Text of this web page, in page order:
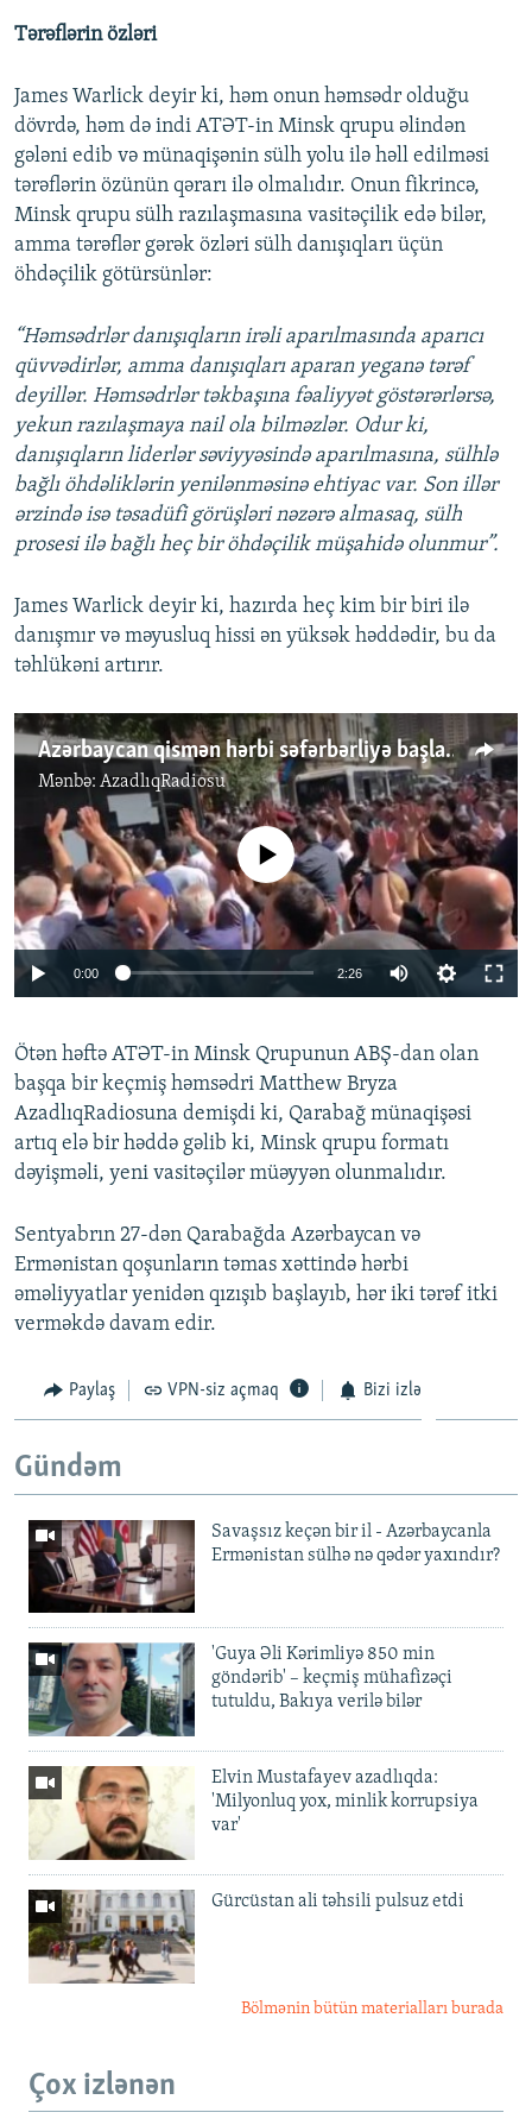
Tərəflərin özləri
James Warlick deyir ki, həm onun həmsədr olduğu
dövrdə, həm də indi ATƏT-in Minsk qrupu əlindən
gələni edib və münaqişənin sülh yolu ilə həll edilməsi
tərəflərin özünün qərarı ilə olmalıdır. Onun fikrincə,
Minsk qrupu sülh razılaşmasına vasitəçilik edə bilər,
amma tərəflər gərək özləri sülh danışıqları üçün
öhdəçilik götürsünlər:
“Həmsədrlər danışıqların irəli aparılmasında aparıcı
qüvvədirlər, amma danışıqları aparan yeganə tərəf
deyillər. Həmsədrlər təkbaşına fəaliyyət göstərərlərsə,
yekun razılaşmaya nail ola bilməzlər. Odur ki,
danışıqların liderlər səviyyəsində aparılmasına, sülhlə
bağlı öhdəliklərin yenilənməsinə ehtiyac var. Son illər
ərzində isə təsadüfi görüşləri nəzərə almasaq, sülh
prosesi ilə bağlı heç bir öhdəçilik müşahidə olunmur”.
James Warlick deyir ki, hazırda heç kim bir biri ilə
danışmır və məyusluq hissi ən yüksək həddədir, bu da
təhlükəni artırır.
Azərbaycan qismən hərbi səfərbərliyə başladı
Mənbə: AzadlıqRadiosu
Auto 240p 360p 480p
720p 1080p
No media source currently available
0:00 2:26 Auto
360p
1080p
Ötən həftə ATƏT-in Minsk Qrupunun ABŞ-dan olan
başqa bir keçmiş həmsədri Matthew Bryza
AzadlıqRadiosuna demişdi ki, Qarabağ münaqişəsi
artıq elə bir həddə gəlib ki, Minsk qrupu formatı
dəyişməli, yeni vasitəçilər müəyyən olunmalıdır.
Sentyabrın 27-dən Qarabağda Azərbaycan və
Ermənistan qoşunların təmas xəttində hərbi
əməliyyatlar yenidən qızışıb başlayıb, hər iki tərəf itki
verməkdə davam edir.
Paylaş VPN-siz açmaq Bizi izlə
Gündəm
Savaşsız keçən bir il - Azərbaycanla
Ermənistan sülhə nə qədər yaxındır?
'Guya Əli Kərimliyə 850 min
göndərib' – keçmiş mühafizəçi
tutuldu, Bakıya verilə bilər
Elvin Mustafayev azadlıqda:
'Milyonluq yox, minlik korrupsiya
var'
Gürcüstan ali təhsili pulsuz etdi
Bölmənin bütün materialları burada
Çox izlənən